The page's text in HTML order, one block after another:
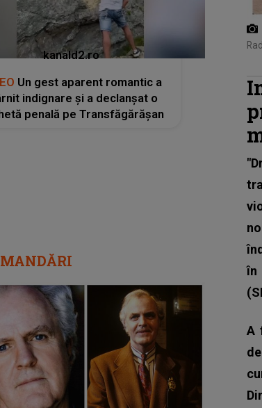
în
A
kanald2.ro
Un gest aparent romantic a
indignare și a declanșat o
penală pe Transfăgărășan